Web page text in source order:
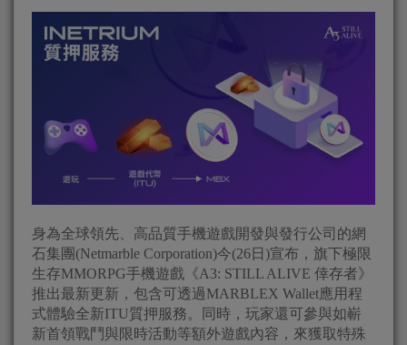
身為全球領先、高品質手機遊戲開發與發行公司的網
石集團(Netmarble Corporation)今(26日)宣布，旗下極限
生存MMORPG手機遊戲《A3: STILL ALIVE 倖存者》
推出最新更新，包含可透過MARBLEX Wallet應用程
式體驗全新ITU質押服務。同時，玩家還可參與如嶄
新首領戰鬥與限時活動等額外遊戲內容，來獲取特殊